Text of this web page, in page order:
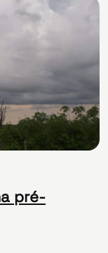
pré-